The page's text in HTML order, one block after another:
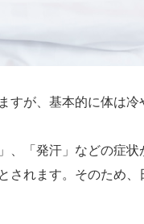
すが、基本的に体は
、「発汗」などの症
されます。そのため